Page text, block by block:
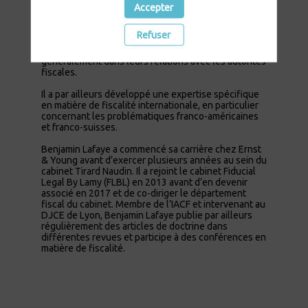
dirigeants, investisseurs et des groupes familiaux,
notamment en matière d’optimisation fiscale, de
réorganisation et de transmission de leur patrimoine.
Il les accompagne également dans le cadre de
généralement dans leurs relations avec les autorités
fiscales.
Il a par ailleurs développé une expertise spécifique
en matière de fiscalité internationale, en particulier
concernant les problématiques franco-américaines
et franco-suisses.
Benjamin Lafaye a commencé sa carrière chez Ernst
& Young avant d’exercer plusieurs années au sein du
cabinet Tirard Naudin. Il a rejoint le cabinet Fiducial
Legal By Lamy (FLBL) en 2013 avant d’en devenir
associé en 2017 et de co-diriger le département
fiscal du cabinet. Membre de l’IACF et intervenant au
DJCE de Lyon, Benjamin Lafaye publie par ailleurs
régulièrement des articles de doctrine dans
différentes revues et participe à des conférences en
matière de fiscalité.
Accepter
Refuser